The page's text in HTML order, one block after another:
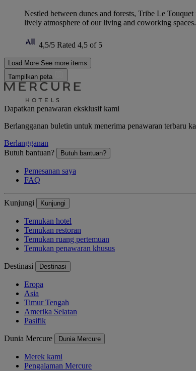
Nestled between dunes and forests, Tribe Le
lively atmosphere of our living and coworking
4,5/5 Rated 4,5 of 5
Load More See more items
Tampilkan peta
Dapatkan penawaran eksklusif kami
Berlangganan buletin untuk menerima penawaran terbaru
Berlangganan
Butuh bantuan?
Butuh bantuan?
Pemesanan saya
FAQ
Kunjungi Kunjungi
Temukan hotel
Temukan restoran
Temukan ruang pertemuan
Temukan penawaran khusus
Destinasi Destinasi
Eropa
Asia
Timur Tengah
Amerika Selatan
Pasifik
Dunia Mercure Dunia Mercure
Merek kami
Pengalaman Mercure